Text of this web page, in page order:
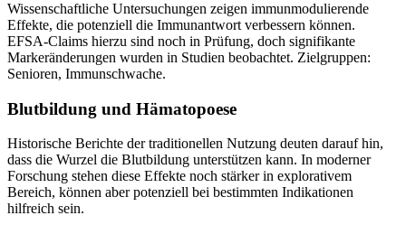
Wissenschaftliche Untersuchungen zeigen immunmodulierende
Effekte, die potenziell die Immunantwort verbessern können.
EFSA-Claims hierzu sind noch in Prüfung, doch signifikante
Markeränderungen wurden in Studien beobachtet. Zielgruppen:
Senioren, Immunschwache.
Blutbildung und Hämatopoese
Historische Berichte der traditionellen Nutzung deuten darauf hin,
dass die Wurzel die Blutbildung unterstützen kann. In moderner
Forschung stehen diese Effekte noch stärker in explorativem
Bereich, können aber potenziell bei bestimmten Indikationen
hilfreich sein.